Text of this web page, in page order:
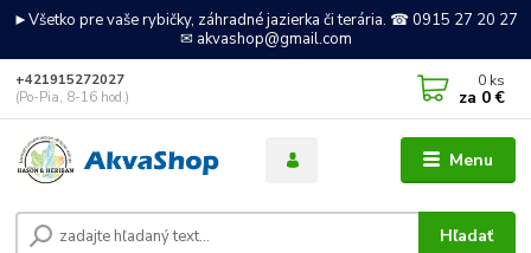
►Všetko pre vaše rybičky, záhradné jazierka či terária. ☎ 0915 27 20 27
✉ akvashop@gmail.com
Menu
Hľadať
+421915272027
(Po-Pia, 8-16 hod.)
0 ks
za 0 €